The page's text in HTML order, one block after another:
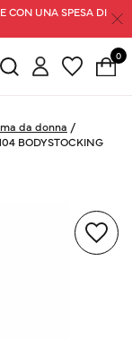
CON UNA SPESA DI
0
da donna /
BODYSTOCKING